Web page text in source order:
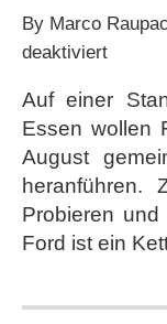
By Marco
deaktiviertfür
sich
mit
auf
dem
Ideenpark
in
Essen
Auf einer
Essen wollen
August
Probieren
Ford ist ein